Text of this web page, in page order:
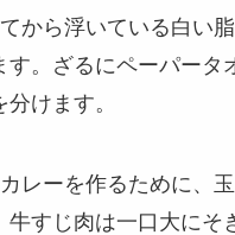
から浮いている白い
す。ざるにペーパータ
けます。
レーを作るために、
牛すじ肉は一口大にそ